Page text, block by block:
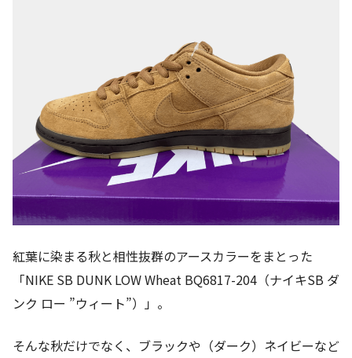
紅葉に染まる秋と相性抜群のアースカラーをまとった
「NIKE SB DUNK LOW Wheat BQ6817-204（ナイキSB ダ
ンク ロー ”ウィート”）」。
そんな秋だけでなく、ブラックや（ダーク）ネイビーなど